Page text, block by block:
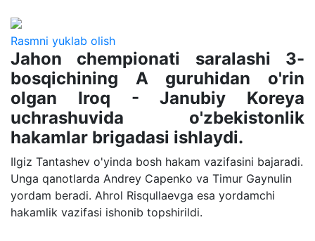
Rasmni yuklab olish
Jahon chempionati saralashi 3-
bosqichining A guruhidan o'rin
olgan Iroq - Janubiy Koreya
uchrashuvida o'zbekistonlik
hakamlar brigadasi ishlaydi.
Ilgiz Tantashev o'yinda bosh hakam vazifasini bajaradi.
Unga qanotlarda Andrey Capenko va Timur Gaynulin
yordam beradi. Ahrol Risqullaevga esa yordamchi
hakamlik vazifasi ishonib topshirildi.